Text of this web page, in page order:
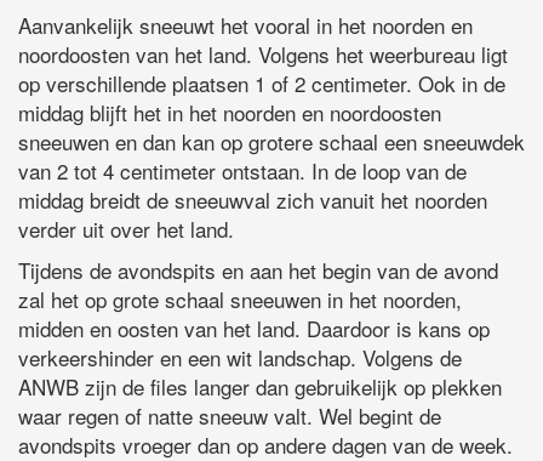
Aanvankelijk sneeuwt het vooral in het noorden en
noordoosten van het land. Volgens het weerbureau ligt
op verschillende plaatsen 1 of 2 centimeter. Ook in de
middag blijft het in het noorden en noordoosten
sneeuwen en dan kan op grotere schaal een sneeuwdek
van 2 tot 4 centimeter ontstaan. In de loop van de
middag breidt de sneeuwval zich vanuit het noorden
verder uit over het land.
Tijdens de avondspits en aan het begin van de avond
zal het op grote schaal sneeuwen in het noorden,
midden en oosten van het land. Daardoor is kans op
verkeershinder en een wit landschap. Volgens de
ANWB zijn de files langer dan gebruikelijk op plekken
waar regen of natte sneeuw valt. Wel begint de
avondspits vroeger dan op andere dagen van de week.